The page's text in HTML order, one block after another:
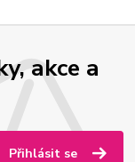
akce a
Přihlásit se